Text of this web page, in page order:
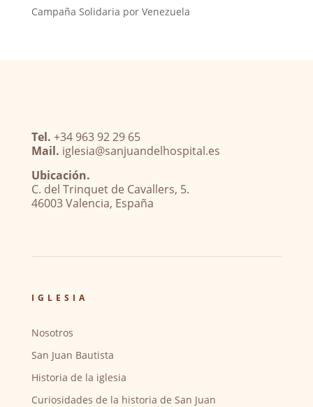
Campaña Solidaria por Venezuela
Tel. +34 963 92 29 65
Mail. iglesia@sanjuandelhospital.es
Ubicación.
C. del Trinquet de Cavallers, 5.
46003 Valencia, España
IGLESIA
Nosotros
San Juan Bautista
Historia de la iglesia
Curiosidades de la historia de San Juan